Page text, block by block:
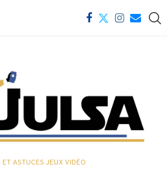
ET ASTUCES JEUX VIDÉO